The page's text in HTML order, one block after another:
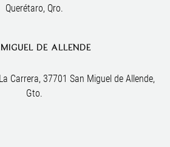
Querétaro, Qro.
DE ALLENDE
Carrera, 37701 San Miguel de Allende,
Gto.